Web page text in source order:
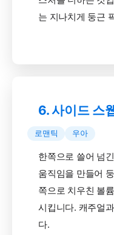
는 지나치게 둥근
6. 사이드 스
로맨틱 우아
한쪽으로 쓸어 넘
움직임을 만들어
쪽으로 치우친 볼
시킵니다. 캐주얼
다.